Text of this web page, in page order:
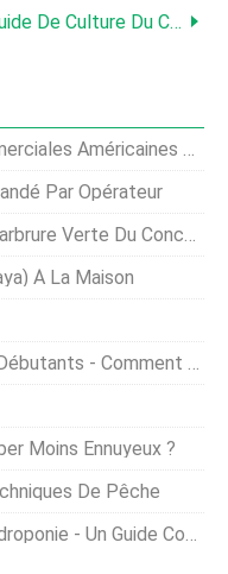
De Culture Du Chou-Fleur
Système Alimentaire À Deux Vitesses
Par Opérateur
Verte Du Concombre
À La Maison
Commencer, FAQ
Moins Ennuyeux ?
De Pêche
- Un Guide Complet